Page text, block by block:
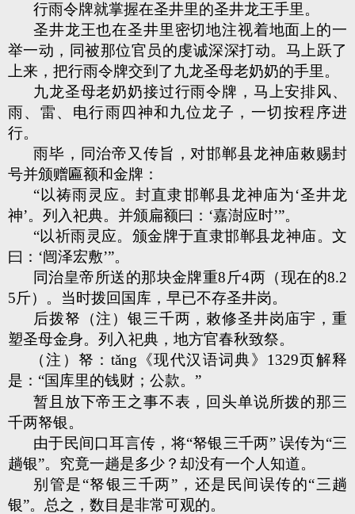
行雨令牌就掌握在圣井里的圣井龙王手里。
圣井龙王也在圣井里密切地注视着地面上的一
举一动，同被那位官员的虔诚深深打动。马上跃了
上来，把行雨令牌交到了九龙圣母老奶奶的手里。
九龙圣母老奶奶接过行雨令牌，马上安排风、
雨、雷、电行雨四神和九位龙子，一切按程序进
行。
雨毕，同治帝又传旨，对邯郸县龙神庙敕赐封
号并颁赠匾额和金牌：
“以祷雨灵应。封直隶邯郸县龙神庙为‘圣井龙
神’。列入祀典。并颁扁额曰：‘嘉澍应时’”。
“以祈雨灵应。颁金牌于直隶邯郸县龙神庙。文
曰：‘闿泽宏敷’”。
同治皇帝所送的那块金牌重8斤4两（现在的8.2
5斤）。当时拨回国库，早已不存圣井岗。
后拨帑（注）银三千两，敕修圣井岗庙宇，重
塑圣母金身。列入祀典，地方官春秋致祭。
（注）帑：tǎng《现代汉语词典》1329页解释
是：“国库里的钱财；公款。”
暂且放下帝王之事不表，回头单说所拨的那三
千两帑银。
由于民间口耳言传，将“帑银三千两” 误传为“三
趟银”。究竟一趟是多少？却没有一个人知道。
别管是“帑银三千两”，还是民间误传的“三趟
银”。总之，数目是非常可观的。